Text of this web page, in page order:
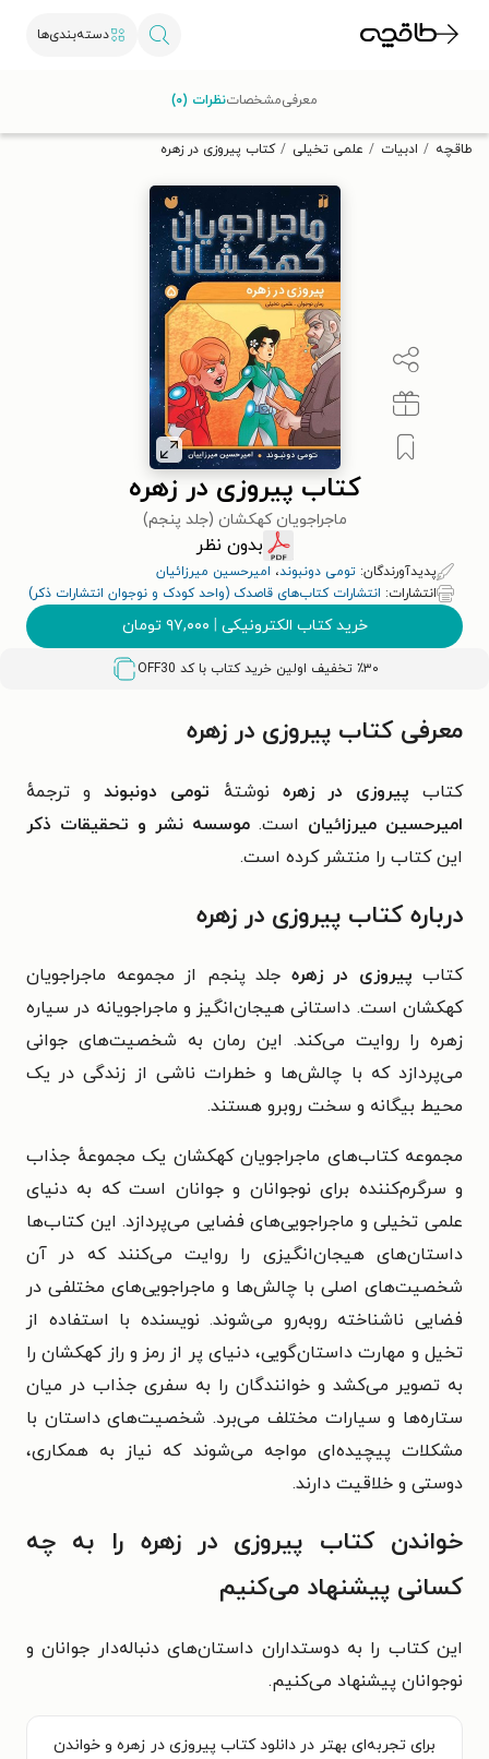
دسته‌بندی‌ها
تخفیف از طاقچه دریافت کن.
طاقچه ادبیات علمی تخیلی کتاب پیروزی در زهره
کتاب پیروزی در زهره
ماجراجویان کهکشان (جلد پنجم)
بدون نظر
پدیدآورندگان: تومی دونبوند، امیرحسین میرزائیان
انتشارات: انتشارات کتاب‌های قاصدک (واحد کودک و نوجوان انتشارات ذکر)
خرید کتاب الکترونیکی | ۹۷,۰۰۰ تومان
٪۳۰ تخفیف اولین خرید کتاب با کد OFF30
معرفیمشخصاتنظرات (۰)
معرفی کتاب پیروزی در زهره
کتاب پیروزی در زهره نوشتهٔ تومی دونبوند و ترجمهٔ
امیرحسین میرزائیان است. موسسه نشر و تحقیقات ذکر
این کتاب را منتشر کرده است.
درباره کتاب پیروزی در زهره
کتاب پیروزی در زهره جلد پنجم از مجموعه ماجراجویان
کهکشان است. داستانی هیجان‌انگیز و ماجراجویانه در سیاره
زهره را روایت می‌کند. این رمان به شخصیت‌های جوانی
می‌پردازد که با چالش‌ها و خطرات ناشی از زندگی در یک
محیط بیگانه و سخت روبرو هستند.
مجموعه کتاب‌های ماجراجویان کهکشان یک مجموعهٔ جذاب
و سرگرم‌کننده برای نوجوانان و جوانان است که به دنیای
علمی تخیلی و ماجراجویی‌های فضایی می‌پردازد. این کتاب‌ها
داستان‌های هیجان‌انگیزی را روایت می‌کنند که در آن
شخصیت‌های اصلی با چالش‌ها و ماجراجویی‌های مختلفی در
فضایی ناشناخته روبه‌رو می‌شوند. نویسنده با استفاده از
تخیل و مهارت داستان‌گویی، دنیای پر از رمز و راز کهکشان را
به تصویر می‌کشد و خوانندگان را به سفری جذاب در میان
ستاره‌ها و سیارات مختلف می‌برد. شخصیت‌های داستان با
مشکلات پیچیده‌ای مواجه می‌شوند که نیاز به همکاری،
دوستی و خلاقیت دارند.
خواندن کتاب پیروزی در زهره را به چه
کسانی پیشنهاد می‌کنیم
این کتاب را به دوستداران داستان‌های دنباله‌دار جوانان و
نوجوانان پیشنهاد می‌کنیم.
برای تجربه‌ای بهتر در دانلود کتاب پیروزی در زهره و خواندن